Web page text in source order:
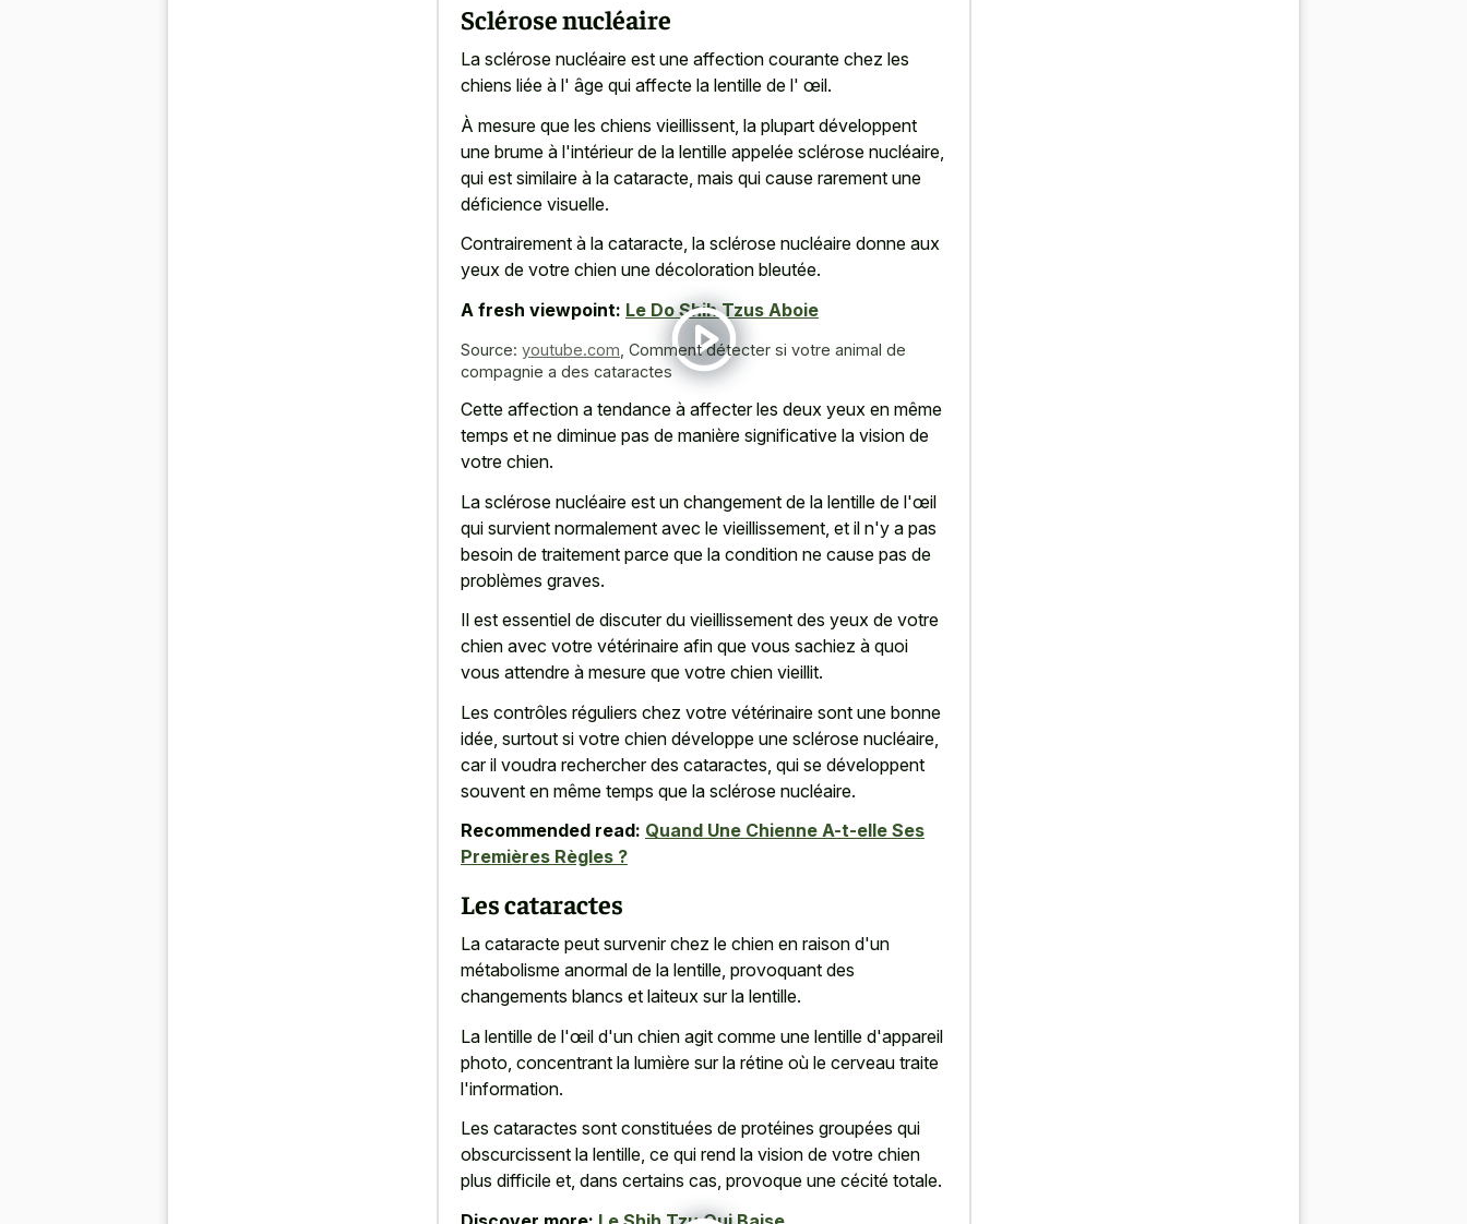
Sclérose nucléaire
La sclérose nucléaire est une affection courante chez les
chiens liée à l' âge qui affecte la lentille de l' œil.
À mesure que les chiens vieillissent, la plupart développent
une brume à l'intérieur de la lentille appelée sclérose nucléaire,
qui est similaire à la cataracte, mais qui cause rarement une
déficience visuelle.
Contrairement à la cataracte, la sclérose nucléaire donne aux
yeux de votre chien une décoloration bleutée.
A fresh viewpoint: Le Do Shih Tzus Aboie
Source: youtube.com Comment détecter si votre animal de
compagnie a des cataractes
Cette affection a tendance à affecter les deux yeux en même
temps et ne diminue pas de manière significative la vision de
votre chien.
La sclérose nucléaire est un changement de la lentille de l'œil
qui survient normalement avec le vieillissement, et il n'y a pas
besoin de traitement parce que la condition ne cause pas de
problèmes graves.
Il est essentiel de discuter du vieillissement des yeux de votre
chien avec votre vétérinaire afin que vous sachiez à quoi
vous attendre à mesure que votre chien vieillit.
Les contrôles réguliers chez votre vétérinaire sont une bonne
idée, surtout si votre chien développe une sclérose nucléaire,
car il voudra rechercher des cataractes, qui se développent
souvent en même temps que la sclérose nucléaire.
Recommended read: Quand Une Chienne A-t-elle Ses
Premières Règles ?
Les cataractes
La cataracte peut survenir chez le chien en raison d'un
métabolisme anormal de la lentille, provoquant des
changements blancs et laiteux sur la lentille.
La lentille de l'œil d'un chien agit comme une lentille d'appareil
photo, concentrant la lumière sur la rétine où le cerveau traite
l'information.
Les cataractes sont constituées de protéines groupées qui
obscurcissent la lentille, ce qui rend la vision de votre chien
plus difficile et, dans certains cas, provoque une cécité totale.